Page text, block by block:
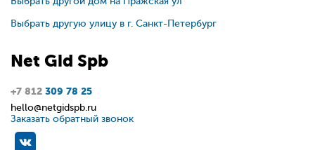
Выбрать другую улицу в г. Санкт-Петербург
Net Gid Spb
+7 812 309 78 25
hello@netgidspb.ru
Заказать обратный звонок